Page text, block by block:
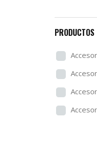
PRODUCTOS